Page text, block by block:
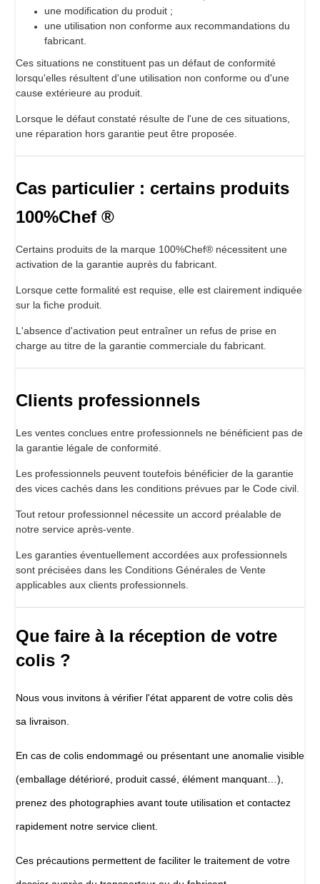
une modification du produit ;
une utilisation non conforme aux recommandations du
fabricant.
Ces situations ne constituent pas un défaut de conformité
lorsqu'elles résultent d'une utilisation non conforme ou d'une
cause extérieure au produit.
Lorsque le défaut constaté résulte de l'une de ces situations,
une réparation hors garantie peut être proposée.
Cas particulier : certains produits
100%Chef ®
Certains produits de la marque 100%Chef® nécessitent une
activation de la garantie auprès du fabricant.
Lorsque cette formalité est requise, elle est clairement indiquée
sur la fiche produit.
L'absence d'activation peut entraîner un refus de prise en
charge au titre de la garantie commerciale du fabricant.
Clients professionnels
Les ventes conclues entre professionnels ne bénéficient pas de
la garantie légale de conformité.
Les professionnels peuvent toutefois bénéficier de la garantie
des vices cachés dans les conditions prévues par le Code civil.
Tout retour professionnel nécessite un accord préalable de
notre service après-vente.
Les garanties éventuellement accordées aux professionnels
sont précisées dans les Conditions Générales de Vente
applicables aux clients professionnels.
Que faire à la réception de votre
colis ?
Nous vous invitons à vérifier l'état apparent de votre colis dès
sa livraison.
En cas de colis endommagé ou présentant une anomalie visible
(emballage détérioré, produit cassé, élément manquant…),
prenez des photographies avant toute utilisation et contactez
rapidement notre service client.
Ces précautions permettent de faciliter le traitement de votre